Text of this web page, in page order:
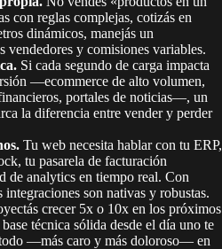
con reglas complejas, cotizás en
dinámicos, manejás un
vendedores y comisiones variables.
Si cada segundo de carga impacta
—ecommerce de alto volumen,
portales de noticias—, un
la diferencia entre vender y perder
Tu web necesita hablar con tu ERP,
tu pasarela de facturación
de analytics en tiempo real. Con
integraciones son nativas y robustas.
crecer 5x o 10x en los próximos
técnica sólida desde el día uno te
—más caro y más doloroso— en